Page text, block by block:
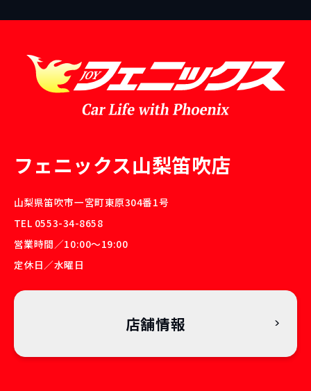
フェニックス山梨笛吹店
山梨県笛吹市一宮町東原304番1号
TEL 0553-34-8658
営業時間／10:00〜19:00
定休日／水曜日
店舗情報